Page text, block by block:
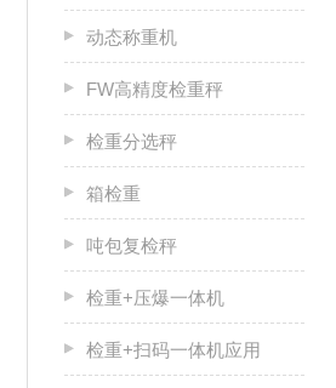
动态称重机
FW高精度检重秤
检重分选秤
箱检重
吨包复检秤
检重+压爆一体机
检重+扫码一体机应用